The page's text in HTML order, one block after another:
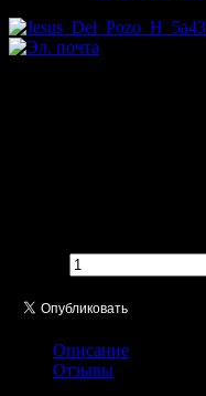
Описание
Отзывы